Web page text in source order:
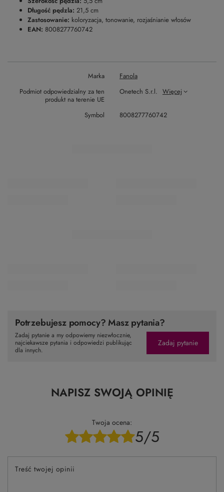
Długość pędzla: 21,5 cm
Zastosowanie: koloryzacja, tonowanie, rozjaśnianie włosów
EAN: 8008277760742
Marka
Fanola
Podmiot odpowiedzialny za ten
produkt na terenie UE
Onetech S.r.l. Więcej
Symbol 8008277760742
Potrzebujesz pomocy? Masz pytania?
Zadaj pytanie a my odpowiemy niezwłocznie,
najciekawsze pytania i odpowiedzi publikując
dla innych.
Zadaj pytanie
NAPISZ SWOJĄ OPINIĘ
Twoja ocena:
5/5
Treść twojej opinii